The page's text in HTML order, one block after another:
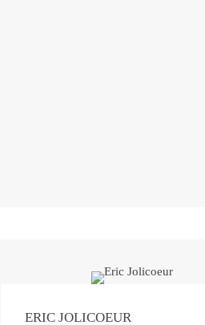
ERIC JOLICOEUR